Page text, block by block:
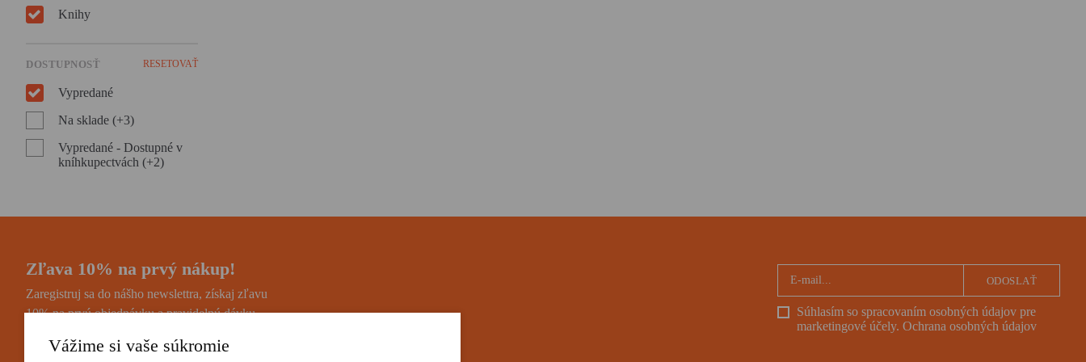
Knihy
DOSTUPNOSŤ RESETOVAŤ
Vypredané
Na sklade (+3)
Vypredané - Dostupné v
kníhkupectvách (+2)
Zľava 10% na prvý nákup!
Zaregistruj sa do nášho newslettra, získaj zľavu
10% na prvú objednávku a pravidelnú dávku
Súhlasím so spracovaním osobných údajov pre
marketingové účely. Ochrana osobných údajov
ODOSLAŤ
Vážime si vaše súkromie